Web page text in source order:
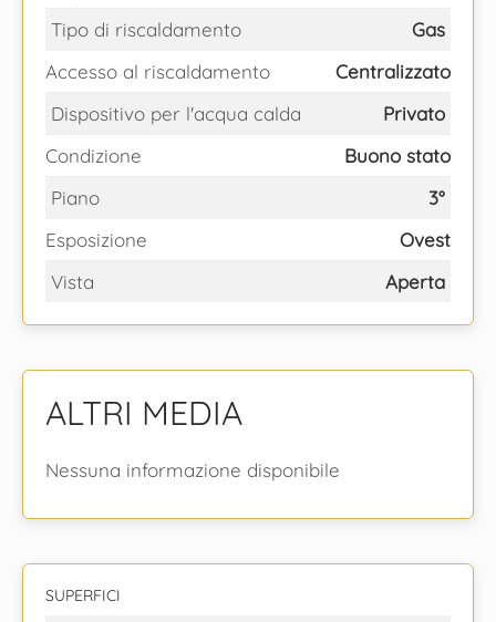
Tipo di riscaldamento
Gas
Accesso al riscaldamento
Centralizzato
Dispositivo per l'acqua calda
Privato
Condizione
Buono stato
Piano
3°
Esposizione
Ovest
Vista
Aperta
ALTRI MEDIA
Nessuna informazione disponibile
SUPERFICI